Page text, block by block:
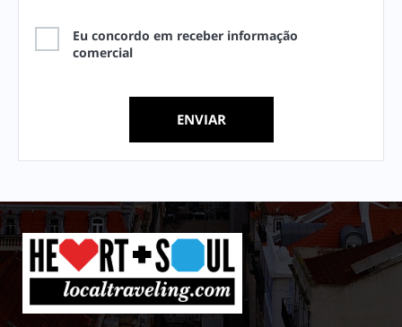
Eu concordo em receber informação
comercial